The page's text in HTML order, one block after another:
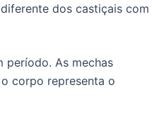
dos castiçais com
período. As mechas
corpo representa o